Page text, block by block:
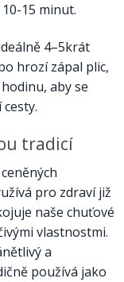
15 minut.
4–5krát
hrozí zápal plic,
aby se
tradicí
pro zdraví již
naše chuťové
vlastnostmi.
a
používá jako